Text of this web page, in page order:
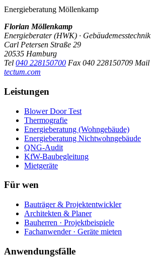
Energieberatung Möllenkamp
Florian Möllenkamp
Energieberater (HWK) · Gebäudemesstechnik
Carl Petersen Straße 29
20535 Hamburg
Tel 040 228150700 Fax 040 228150709 Mail
tectum.com
Leistungen
Blower Door Test
Thermografie
Energieberatung (Wohngebäude)
Energieberatung Nichtwohngebäude
QNG-Audit
KfW-Baubegleitung
Mietgeräte
Für wen
Bauträger & Projektentwickler
Architekten & Planer
Bauherren · Projektbeispiele
Fachanwender · Geräte mieten
Anwendungsfälle